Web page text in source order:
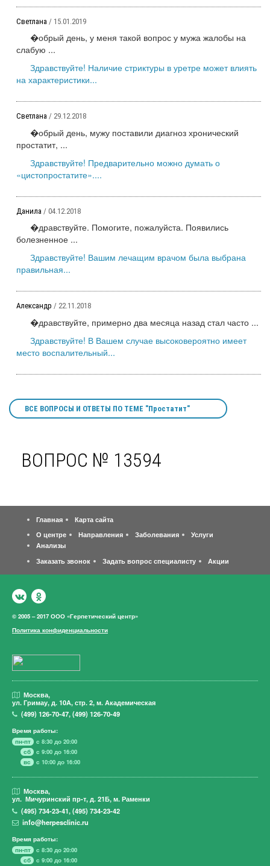
Светлана / 15.01.2019
�обрый день, у меня такой вопрос у мужа жалобы на
слабую ...
Здравствуйте! Наличие стриктуры в уретре может влиять
на характеристики...
Светлана / 29.12.2018
�обрый день, мужу поставили диагноз хронический
простатит, ...
Здравствуйте! Предварительно можно думать о
«цистопростатите»....
Данила / 04.12.2018
�дравствуйте. Помогите, пожалуйста. Появились
болезненное ...
Здравствуйте! Вашим лечащим врачом была выбрана
правильная...
Александр / 22.11.2018
�дравствуйте, примерно два месяца назад стал часто ...
Здравствуйте! В Вашем случае высоковероятно имеет
место воспалительный...
ВСЕ ВОПРОСЫ И ОТВЕТЫ ПО ТЕМЕ "Простатит"
ВОПРОС № 13594
Главная
Карта сайта
О центре
Направления Заболевания
Услуги
Анализы
Заказать звонок
Задать вопрос специалисту Акции
© 2005 – 2017 ООО «Герпетический центр»
Политика конфиденциальности
Москва,
ул. Гримау, д. 10А, стр. 2, м. Академическая
(499)126-70-47,(499)126-70-49
Время работы:
пн-пт
с 8:30 до 20:00
сб
с 9:00 до 16:00
вс
с 10:00 до 16:00
Москва,
ул. Мичуринский пр-т,д. 21Б, м. Раменки
(495)734-23-41,(495)734-23-42
info@herpesclinic.ru
Время работы:
пн-пт
с 8:30 до 20:00
сб
с 9:00 до 16:00